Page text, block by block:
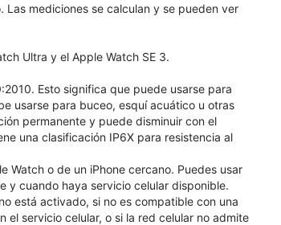
mediciones se calculan y se pueden ver
Ultra y el Apple Watch SE 3.
Esto significa que puede usarse para
usarse para buceo, esquí acuático u otras
permanente y puede disminuir con el
una clasificación IP6X para resistencia al
Watch o de un iPhone cercano. Puedes usar
y cuando haya servicio celular disponible.
está activado, si no es compatible con una
servicio celular, o si la red celular no admite